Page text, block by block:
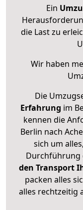
Ein
die Last zu
Wir haben
Die
Erfahrung im
kennen die
Berlin nach
sich um
Durchführung
den Transport
packen alles
alles rechtzeitig